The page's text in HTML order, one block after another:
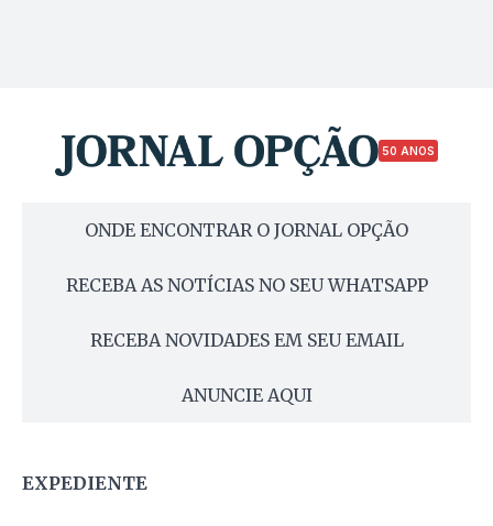
50 ANOS
ONDE ENCONTRAR O JORNAL OPÇÃO
RECEBA AS NOTÍCIAS NO SEU WHATSAPP
RECEBA NOVIDADES EM SEU EMAIL
ANUNCIE AQUI
EXPEDIENTE